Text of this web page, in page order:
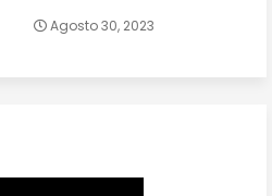
Agosto 30, 2023